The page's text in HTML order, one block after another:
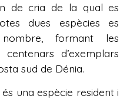
de cria de la qual es
dues espècies es
formant les
d’exemplars
sud de Dénia.
una espècie resident i